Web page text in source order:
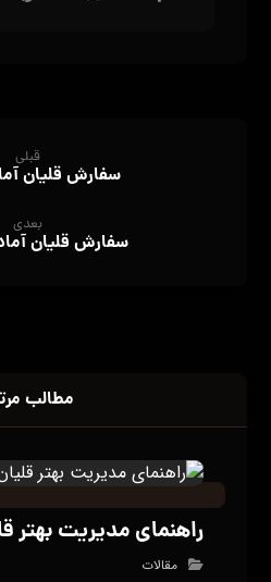
قبلی
سفارش قلیان
بعدی
سفارش قلیان
مطالب
راهنمای مدیریت بهتر
مقالات